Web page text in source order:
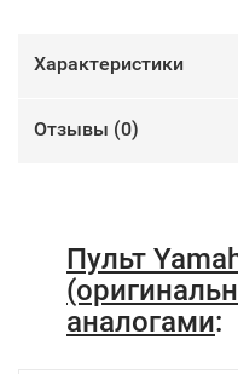
Характеристики
Отзывы (0)
Пульт
аналогами: